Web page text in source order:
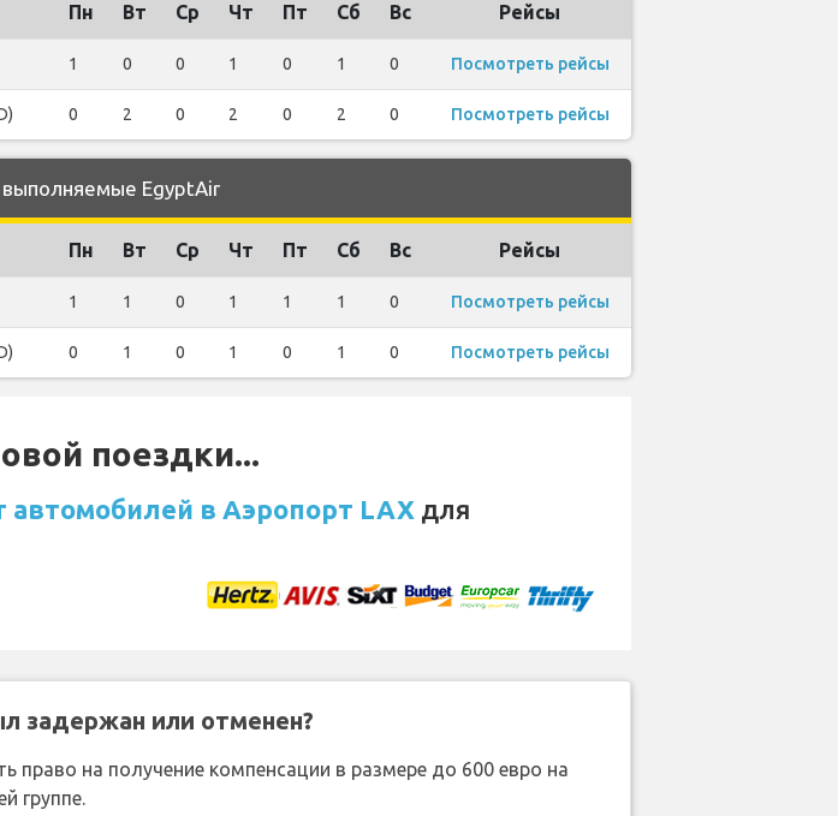
Пн Вт Ср Чт Пт Сб Вс Рейсы
1 0 0 1 0 1 0 Посмотреть рейсы
0 2 0 2 0 2 0 Посмотреть рейсы
EgyptAir
Пн Вт Ср Чт Пт Сб Вс Рейсы
1 1 0 1 1 1 0 Посмотреть рейсы
0 1 0 1 0 1 0 Посмотреть рейсы
поездки...
автомобилей в Аэропорт LAX для
задержан или отменен?
право на получение компенсации в размере до 600 евро на
группе.